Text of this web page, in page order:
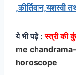
,कीर्तिवान,यशस्वी
ये भी पढ़े : स्त्री की
me
horoscope